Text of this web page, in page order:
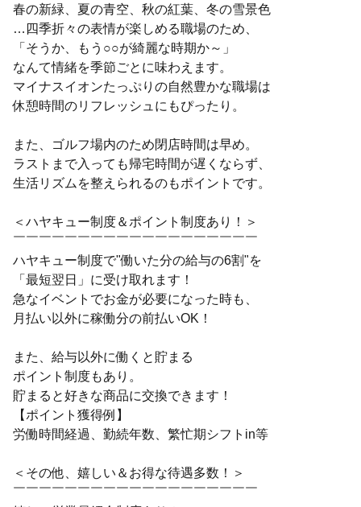
春の新緑、夏の青空、秋の紅葉、冬の雪景色
…四季折々の表情が楽しめる職場のため、
「そうか、もう○○が綺麗な時期か～」
なんて情緒を季節ごとに味わえます。
マイナスイオンたっぷりの自然豊かな職場は
休憩時間のリフレッシュにもぴったり。
また、ゴルフ場内のため閉店時間は早め。
ラストまで入っても帰宅時間が遅くならず、
生活リズムを整えられるのもポイントです。
＜ハヤキュー制度＆ポイント制度あり！＞
￣￣￣￣￣￣￣￣￣￣￣￣￣￣￣￣￣￣￣
ハヤキュー制度で"働いた分の給与の6割"を
「最短翌日」に受け取れます！
急なイベントでお金が必要になった時も、
月払い以外に稼働分の前払いOK！
また、給与以外に働くと貯まる
ポイント制度もあり。
貯まると好きな商品に交換できます！
【ポイント獲得例】
労働時間経過、勤続年数、繁忙期シフトin等
＜その他、嬉しい＆お得な待遇多数！＞
￣￣￣￣￣￣￣￣￣￣￣￣￣￣￣￣￣￣￣